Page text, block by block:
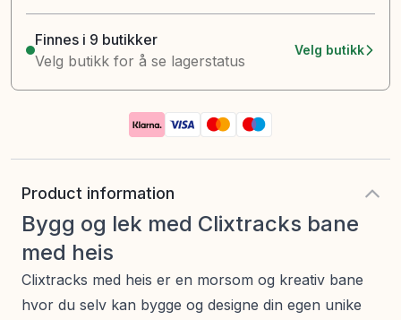
Finnes i 9 butikker
Velg butikk for å se lagerstatus
Velg butikk
Product information
Bygg og lek med Clixtracks bane
med heis
Clixtracks med heis er en morsom og kreativ bane
hvor du selv kan bygge og designe din egen unike